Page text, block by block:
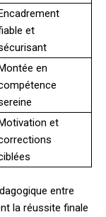
et
en
et
entre
la réussite finale